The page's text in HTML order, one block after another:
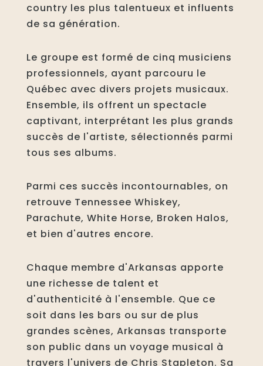
country les plus talentueux et influents
de sa génération.
Le groupe est formé de cinq musiciens
professionnels, ayant parcouru le
Québec avec divers projets musicaux.
Ensemble, ils offrent un spectacle
captivant, interprétant les plus grands
succès de l'artiste, sélectionnés parmi
tous ses albums.
Parmi ces succès incontournables, on
retrouve Tennessee Whiskey,
Parachute, White Horse, Broken Halos,
et bien d'autres encore.
Chaque membre d'Arkansas apporte
une richesse de talent et
d'authenticité à l'ensemble. Que ce
soit dans les bars ou sur de plus
grandes scènes, Arkansas transporte
son public dans un voyage musical à
travers l'univers de Chris Stapleton. Sa